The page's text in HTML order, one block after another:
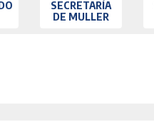
SECRETARÍA
DE MULLER